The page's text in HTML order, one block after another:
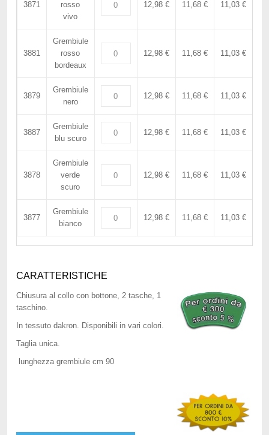
3871
rosso
vivo
12,98 € 11,68 € 11,03 €
3881
Grembiule
rosso
bordeaux
12,98 € 11,68 € 11,03 €
3879
Grembiule
nero
12,98 € 11,68 € 11,03 €
3887
Grembiule
blu scuro
12,98 € 11,68 € 11,03 €
3878
Grembiule
verde
scuro
12,98 € 11,68 € 11,03 €
3877
Grembiule
bianco
12,98 € 11,68 € 11,03 €
CARATTERISTICHE
Chiusura al collo con bottone, 2 tasche, 1
taschino.
In tessuto dakron. Disponibili in vari colori.
Taglia unica.
lunghezza grembiule cm 90